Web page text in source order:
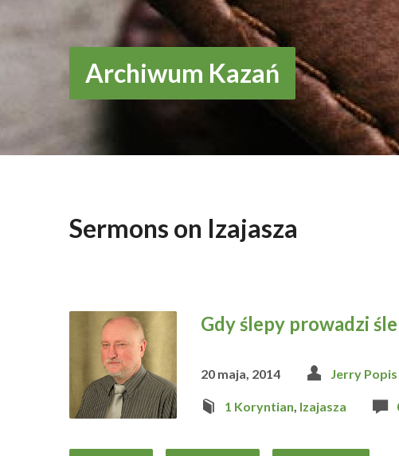
Archiwum Kazań
Sermons on Izajasza
Gdy ślepy prowadzi
20 maja, 2014 Jerry Popis
1 Koryntian, Izajasza